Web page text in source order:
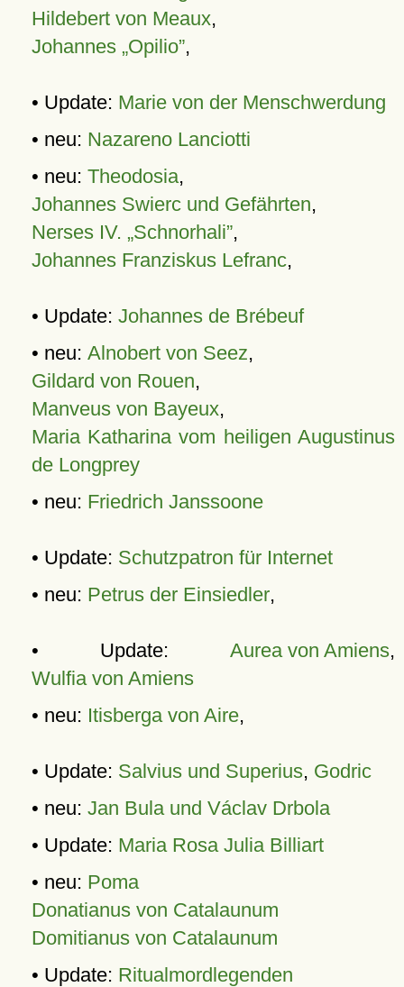
Hildebert von Meaux,
Johannes „Opilio”,
• Update: Marie von der Menschwerdung
• neu: Nazareno Lanciotti
• neu: Theodosia,
Johannes Swierc und Gefährten,
Nerses IV. „Schnorhali”,
Johannes Franziskus Lefranc,
• Update: Johannes de Brébeuf
• neu: Alnobert von Seez,
Gildard von Rouen,
Manveus von Bayeux,
Maria Katharina vom heiligen Augustinus
de Longprey
• neu: Friedrich Janssoone
• Update: Schutzpatron für Internet
• neu: Petrus der Einsiedler,
• Update: Aurea von Amiens,
Wulfia von Amiens
• neu: Itisberga von Aire,
• Update: Salvius und Superius, Godric
• neu: Jan Bula und Václav Drbola
• Update: Maria Rosa Julia Billiart
• neu: Poma
Donatianus von Catalaunum
Domitianus von Catalaunum
• Update: Ritualmordlegenden